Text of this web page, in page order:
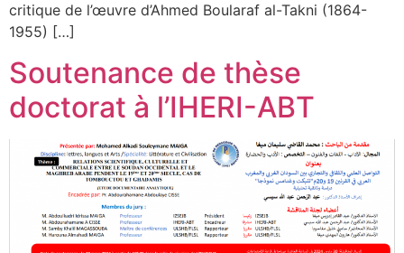
critique de l’œuvre d’Ahmed Boularaf al-Takni (1864-
1955) […]
Soutenance de thèse
doctorat à l’IHERI-ABT